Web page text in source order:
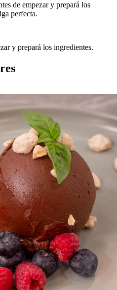
de empezar y prepará los
perfecta.
y prepará los ingredientes.